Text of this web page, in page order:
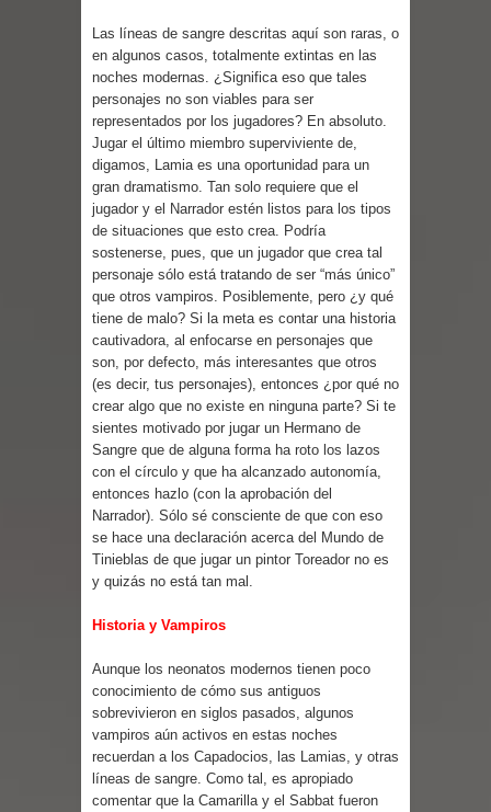
Las líneas de sangre descritas aquí son raras, o
en algunos casos, totalmente extintas en las
noches modernas. ¿Significa eso que tales
personajes no son viables para ser
representados por los jugadores? En absoluto.
Jugar el último miembro superviviente de,
digamos, Lamia es una oportunidad para un
gran dramatismo. Tan solo requiere que el
jugador y el Narrador estén listos para los tipos
de situaciones que esto crea. Podría
sostenerse, pues, que un jugador que crea tal
personaje sólo está tratando de ser “más único”
que otros vampiros. Posiblemente, pero ¿y qué
tiene de malo? Si la meta es contar una historia
cautivadora, al enfocarse en personajes que
son, por defecto, más interesantes que otros
(es decir, tus personajes), entonces ¿por qué no
crear algo que no existe en ninguna parte? Si te
sientes motivado por jugar un Hermano de
Sangre que de alguna forma ha roto los lazos
con el círculo y que ha alcanzado autonomía,
entonces hazlo (con la aprobación del
Narrador). Sólo sé consciente de que con eso
se hace una declaración acerca del Mundo de
Tinieblas de que jugar un pintor Toreador no es
y quizás no está tan mal.
Historia y Vampiros
Aunque los neonatos modernos tienen poco
conocimiento de cómo sus antiguos
sobrevivieron en siglos pasados, algunos
vampiros aún activos en estas noches
recuerdan a los Capadocios, las Lamias, y otras
líneas de sangre. Como tal, es apropiado
comentar que la Camarilla y el Sabbat fueron